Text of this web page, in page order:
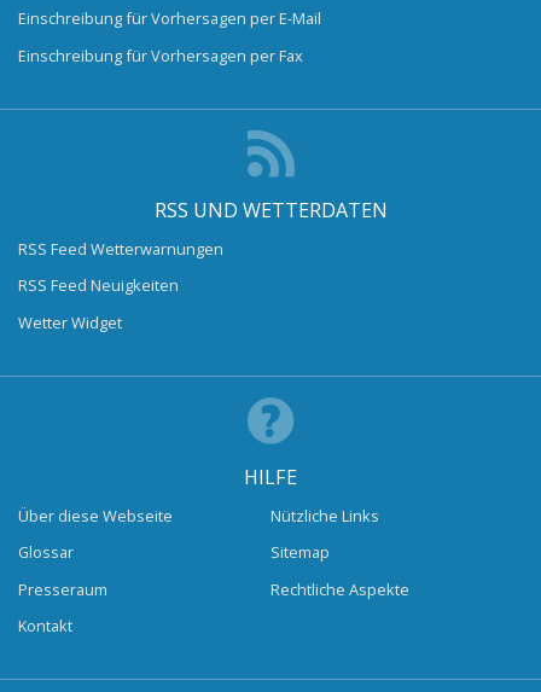
Einschreibung für Vorhersagen per E-Mail
Einschreibung für Vorhersagen per Fax
RSS UND WETTERDATEN
RSS Feed Wetterwarnungen
RSS Feed Neuigkeiten
Wetter Widget
HILFE
Über diese Webseite
Glossar
Presseraum
Kontakt
Nützliche Links
Sitemap
Rechtliche Aspekte